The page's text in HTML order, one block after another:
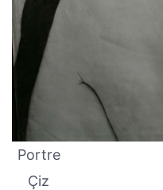
Portre
Çiz